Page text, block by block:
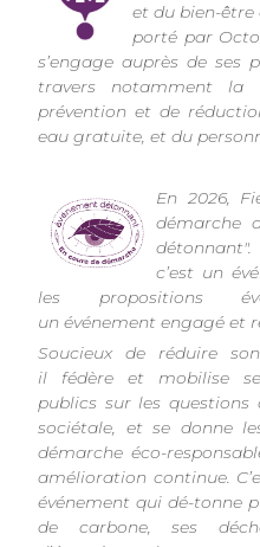
et du bien-
porté par
s’engage auprès de ses
travers notamment la
prévention et de
eau gratuite, et du
En 2026,
démarche
c’est un
les propositions
un événement engagé et
Soucieux de réduire
il fédère et mobilise
publics sur les
sociétale, et se donne
démarche éco-
amélioration continue.
événement qui dé-tonne
de carbone, ses